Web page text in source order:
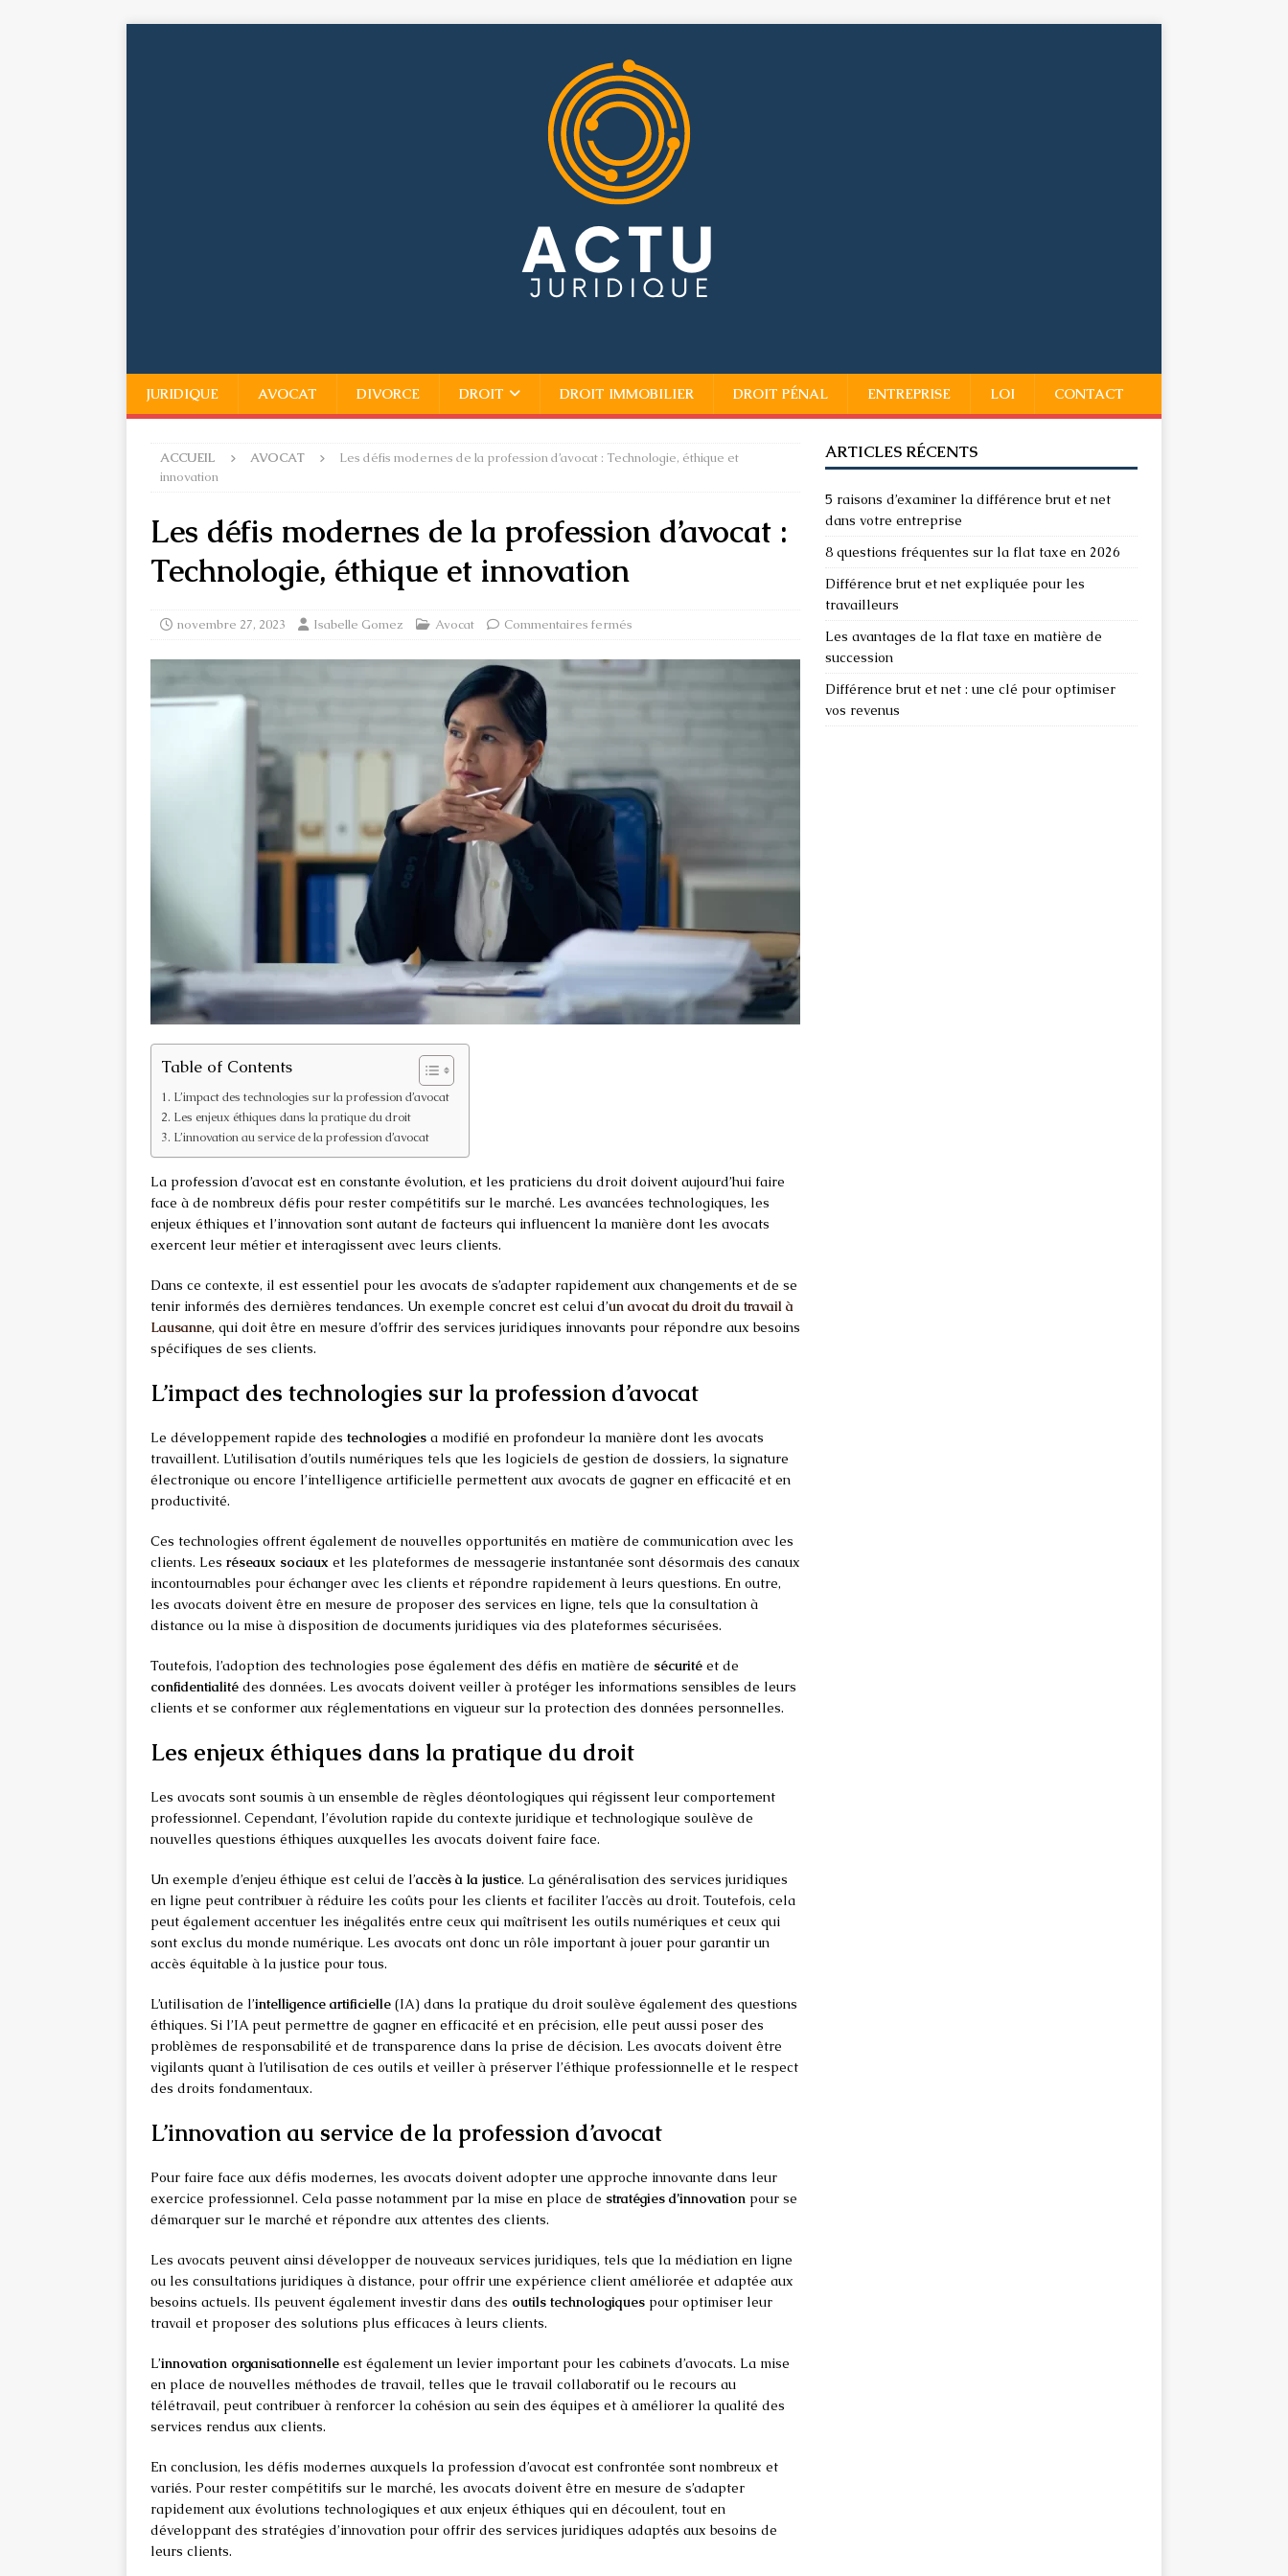
JURIDIQUE AVOCAT DIVORCE DROIT DROIT IMMOBILIER DROIT PÉNAL ENTREPRISE LOI CONTACT
ACCUEIL AVOCAT
Les défis modernes de la profession d’avocat : Technologie, éthique et
innovation
Les défis modernes de la profession d’avocat :
Technologie, éthique et innovation
novembre 27, 2023 Isabelle Gomez Avocat Commentaires fermés
Table of Contents
L’impact des technologies sur la profession d’avocat
Les enjeux éthiques dans la pratique du droit
L’innovation au service de la profession d’avocat
La profession d’avocat est en constante évolution, et les praticiens du droit doivent aujourd’hui faire
face à de nombreux défis pour rester compétitifs sur le marché. Les avancées technologiques, les
enjeux éthiques et l’innovation sont autant de facteurs qui influencent la manière dont les avocats
exercent leur métier et interagissent avec leurs clients.
Dans ce contexte, il est essentiel pour les avocats de s’adapter rapidement aux changements et de se
tenir informés des dernières tendances. Un exemple concret est celui d’un avocat du droit du travail à
Lausanne, qui doit être en mesure d’offrir des services juridiques innovants pour répondre aux besoins
spécifiques de ses clients.
L’impact des technologies sur la profession d’avocat
Le développement rapide des technologies a modifié en profondeur la manière dont les avocats
travaillent. L’utilisation d’outils numériques tels que les logiciels de gestion de dossiers, la signature
électronique ou encore l’intelligence artificielle permettent aux avocats de gagner en efficacité et en
productivité.
Ces technologies offrent également de nouvelles opportunités en matière de communication avec les
clients. Les réseaux sociaux et les plateformes de messagerie instantanée sont désormais des canaux
incontournables pour échanger avec les clients et répondre rapidement à leurs questions. En outre,
les avocats doivent être en mesure de proposer des services en ligne, tels que la consultation à
distance ou la mise à disposition de documents juridiques via des plateformes sécurisées.
Toutefois, l’adoption des technologies pose également des défis en matière de sécurité et de
confidentialité des données. Les avocats doivent veiller à protéger les informations sensibles de leurs
clients et se conformer aux réglementations en vigueur sur la protection des données personnelles.
Les enjeux éthiques dans la pratique du droit
Les avocats sont soumis à un ensemble de règles déontologiques qui régissent leur comportement
professionnel. Cependant, l’évolution rapide du contexte juridique et technologique soulève de
nouvelles questions éthiques auxquelles les avocats doivent faire face.
Un exemple d’enjeu éthique est celui de l’accès à la justice. La généralisation des services juridiques
en ligne peut contribuer à réduire les coûts pour les clients et faciliter l’accès au droit. Toutefois, cela
peut également accentuer les inégalités entre ceux qui maîtrisent les outils numériques et ceux qui
sont exclus du monde numérique. Les avocats ont donc un rôle important à jouer pour garantir un
accès équitable à la justice pour tous.
L’utilisation de l’intelligence artificielle (IA) dans la pratique du droit soulève également des questions
éthiques. Si l’IA peut permettre de gagner en efficacité et en précision, elle peut aussi poser des
problèmes de responsabilité et de transparence dans la prise de décision. Les avocats doivent être
vigilants quant à l’utilisation de ces outils et veiller à préserver l’éthique professionnelle et le respect
des droits fondamentaux.
L’innovation au service de la profession d’avocat
Pour faire face aux défis modernes, les avocats doivent adopter une approche innovante dans leur
exercice professionnel. Cela passe notamment par la mise en place de stratégies d’innovation pour se
démarquer sur le marché et répondre aux attentes des clients.
Les avocats peuvent ainsi développer de nouveaux services juridiques, tels que la médiation en ligne
ou les consultations juridiques à distance, pour offrir une expérience client améliorée et adaptée aux
besoins actuels. Ils peuvent également investir dans des outils technologiques pour optimiser leur
travail et proposer des solutions plus efficaces à leurs clients.
L’innovation organisationnelle est également un levier important pour les cabinets d’avocats. La mise
en place de nouvelles méthodes de travail, telles que le travail collaboratif ou le recours au
télétravail, peut contribuer à renforcer la cohésion au sein des équipes et à améliorer la qualité des
services rendus aux clients.
En conclusion, les défis modernes auxquels la profession d’avocat est confrontée sont nombreux et
variés. Pour rester compétitifs sur le marché, les avocats doivent être en mesure de s’adapter
rapidement aux évolutions technologiques et aux enjeux éthiques qui en découlent, tout en
développant des stratégies d’innovation pour offrir des services juridiques adaptés aux besoins de
leurs clients.
ARTICLES RÉCENTS
5 raisons d’examiner la différence brut et net
dans votre entreprise
8 questions fréquentes sur la flat taxe en 2026
Différence brut et net expliquée pour les
travailleurs
Les avantages de la flat taxe en matière de
succession
Différence brut et net : une clé pour optimiser
vos revenus